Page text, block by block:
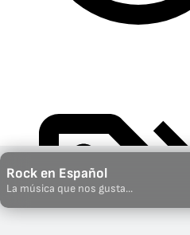
Rock en Español
La música que nos gusta...